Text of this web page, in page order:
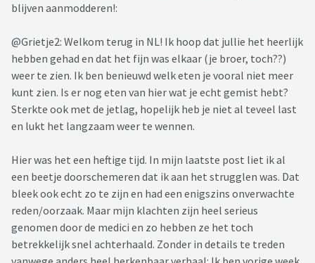
RandomWriter 43
anijsblokje 36 174 >100 (2019)
JtM 31 163
Moosey 45 178 89,5 (17/10)
Bananenbrood 34 180 87,0 (26/12)
blijven aanmodderen!:
@Grietje2: Welkom terug in NL! Ik hoop dat jullie het heerlijk
hebben gehad en dat het fijn was elkaar (je broer, toch??)
weer te zien. Ik ben benieuwd welk eten je vooral niet meer
kunt zien. Is er nog eten van hier wat je echt gemist hebt?
Sterkte ook met de jetlag, hopelijk heb je niet al teveel last
en lukt het langzaam weer te wennen.
Hier was het een heftige tijd. In mijn laatste post liet ik al
een beetje doorschemeren dat ik aan het strugglen was. Dat
bleek ook echt zo te zijn en had een enigszins onverwachte
reden/oorzaak. Maar mijn klachten zijn heel serieus
genomen door de medici en zo hebben ze het toch
betrekkelijk snel achterhaald. Zonder in details te treden